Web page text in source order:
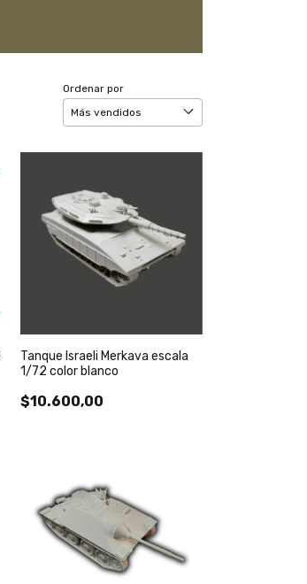
Ordenar por
Tanque Israeli Merkava escala
1/72 color blanco
$10.600,00